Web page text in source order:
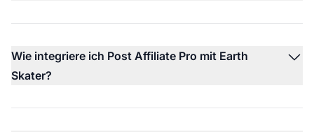
Wie integriere ich Post Affiliate Pro mit Earth
Skater?